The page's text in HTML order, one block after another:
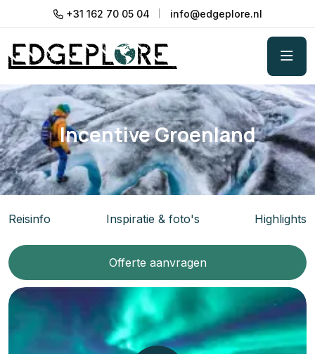
+31 162 70 05 04 info@edgeplore.nl
Incentive Groenland
Reisinfo Inspiratie & foto's Highlights
Offerte aanvragen